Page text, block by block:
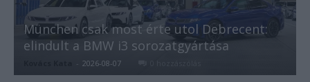
München csak most érte utol Debrecent:
elindult a BMW i3 sorozatgyártása
- 2026-08-07